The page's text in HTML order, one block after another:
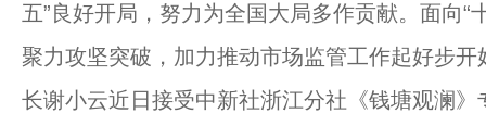
五”良好开局，努力为全国大局多作贡献。面向“
聚力攻坚突破，加力推动市场监管工作起好步
长谢小云近日接受中新社浙江分社《钱塘观澜》